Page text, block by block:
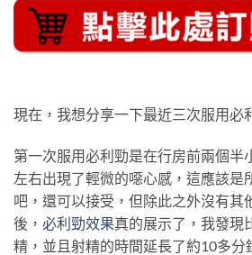
現在，我想分享一下最近三次服用必
第一次服用必利勁是在行房前兩個半
左右出現了輕微的噁心感，這應該是
吧，還可以接受，但除此之外沒有其
後， 必利勁效果真的展示了，我發現
精，並且射精的時間延長了約10多分